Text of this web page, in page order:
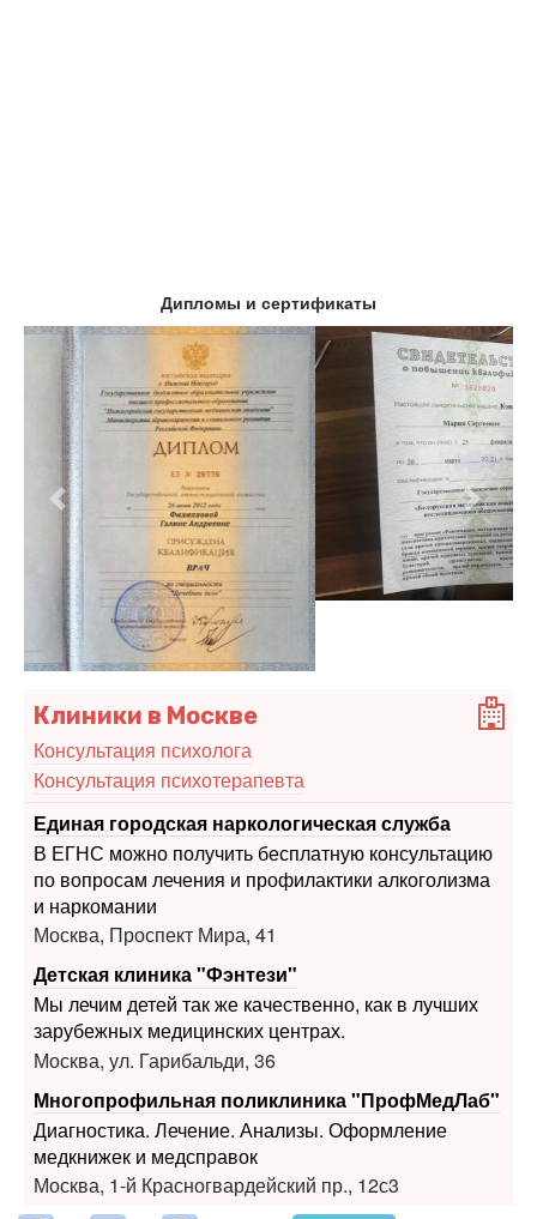
Дипломы и сертификаты
Предыдущий
Клиники в Москве
Консультация психолога
Консультация психотерапевта
Единая городская наркологическая служба
В ЕГНС можно получить бесплатную консультацию
и наркомании
Москва, Проспект Мира, 41
Детская клиника "Фэнтези"
Мы лечим детей так же качественно, как в лучших
Москва, ул. Гарибальди, 36
Многопрофильная поликлиника "ПрофМедЛаб"
Диагностика. Лечение. Анализы. Оформление
Москва, 1-й Красногвардейский пр., 12с3